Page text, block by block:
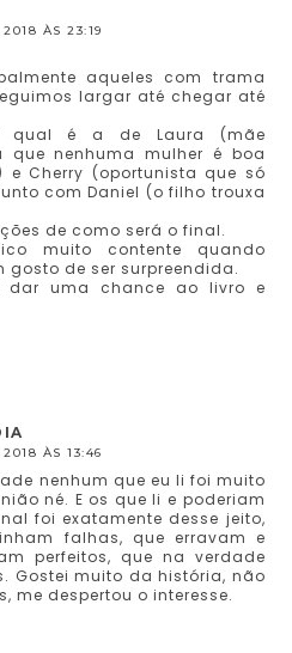
ÀS 23:19
aqueles com trama
largar até chegar até
qual é a de Laura (mãe
que nenhuma mulher é boa
Cherry (oportunista que só
com Daniel (o filho trouxa
de como será o final.
muito contente quando
gosto de ser surpreendida.
dar uma chance ao livro e
ÀS 13:46
nenhum que eu li foi muito
né. E os que li e poderiam
foi exatamente desse jeito,
falhas, que erravam e
perfeitos, que na verdade
Gostei muito da história, não
me despertou o interesse.